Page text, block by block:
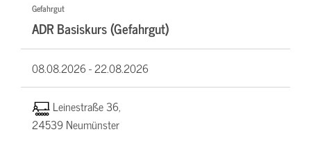
Gefahrgut
ADR Basiskurs (Gefahrgut)
08.08.2026 -22.08.2026
Leinestraße 36,
24539 Neumünster